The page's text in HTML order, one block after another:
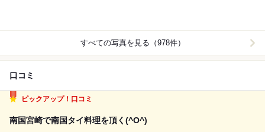
すべての写真を見る（978件）
口コミ
ピックアップ！口コミ
南国宮崎で南国タイ料理を頂く(^O^)